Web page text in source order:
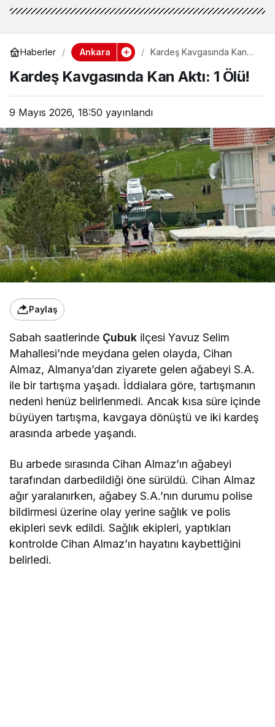
Haberler Ankara
Kardeş Kavgasında Kan
Kardeş Kavgasında Kan Aktı: 1 Ölü!
9 Mayıs 2026, 18:50 yayınlandı
Paylaş
Sabah saatlerinde Çubuk ilçesi Yavuz Selim
Mahallesi’nde meydana gelen olayda, Cihan
Almaz, Almanya’dan ziyarete gelen ağabeyi S.A.
ile bir tartışma yaşadı. İddialara göre, tartışmanın
nedeni henüz belirlenmedi. Ancak kısa süre içinde
büyüyen tartışma, kavgaya dönüştü ve iki kardeş
arasında arbede yaşandı.
Bu arbede sırasında Cihan Almaz’ın ağabeyi
tarafından darbedildiği öne sürüldü. Cihan Almaz
ağır yaralanırken, ağabey S.A.’nın durumu polise
bildirmesi üzerine olay yerine sağlık ve polis
ekipleri sevk edildi. Sağlık ekipleri, yaptıkları
kontrolde Cihan Almaz’ın hayatını kaybettiğini
belirledi.